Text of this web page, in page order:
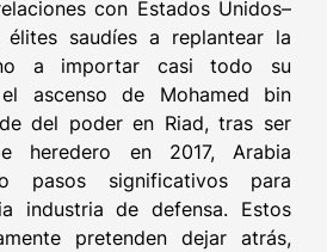
con Estados Unidos–
saudíes a replantear la
a importar casi todo su
ascenso de Mohamed bin
del poder en Riad, tras ser
heredero en 2017, Arabia
pasos significativos para
industria de defensa. Estos
pretenden dejar atrás,